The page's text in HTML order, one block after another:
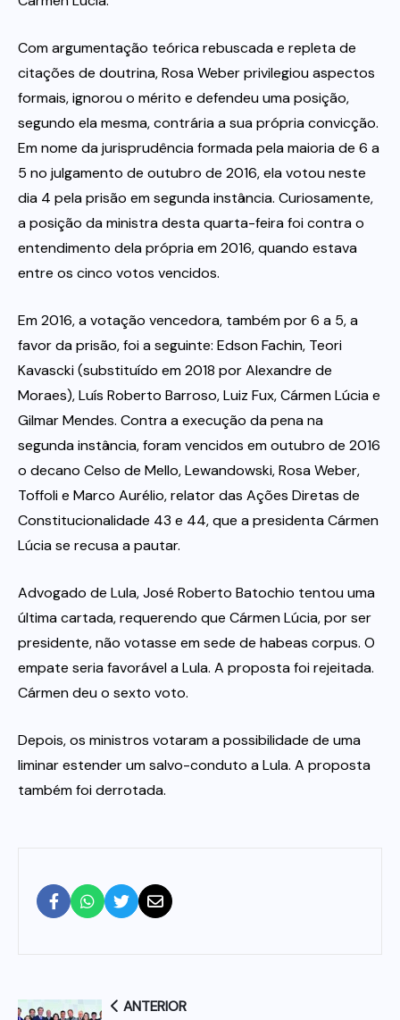
Com argumentação teórica rebuscada e repleta de
citações de doutrina, Rosa Weber privilegiou aspectos
formais, ignorou o mérito e defendeu uma posição,
segundo ela mesma, contrária a sua própria convicção.
Em nome da jurisprudência formada pela maioria de 6 a
5 no julgamento de outubro de 2016, ela votou neste
dia 4 pela prisão em segunda instância. Curiosamente,
a posição da ministra desta quarta-feira foi contra o
entendimento dela própria em 2016, quando estava
entre os cinco votos vencidos.
Em 2016, a votação vencedora, também por 6 a 5, a
favor da prisão, foi a seguinte: Edson Fachin, Teori
Kavascki (substituído em 2018 por Alexandre de
Moraes), Luís Roberto Barroso, Luiz Fux, Cármen Lúcia e
Gilmar Mendes. Contra a execução da pena na
segunda instância, foram vencidos em outubro de 2016
o decano Celso de Mello, Lewandowski, Rosa Weber,
Toffoli e Marco Aurélio, relator das Ações Diretas de
Constitucionalidade 43 e 44, que a presidenta Cármen
Lúcia se recusa a pautar.
Advogado de Lula, José Roberto Batochio tentou uma
última cartada, requerendo que Cármen Lúcia, por ser
presidente, não votasse em sede de habeas corpus. O
empate seria favorável a Lula. A proposta foi rejeitada.
Cármen deu o sexto voto.
Depois, os ministros votaram a possibilidade de uma
liminar estender um salvo-conduto a Lula. A proposta
também foi derrotada.
ANTERIOR